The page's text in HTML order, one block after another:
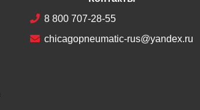
8 800 707-28-55
chicagopneumatic-rus@yandex.ru